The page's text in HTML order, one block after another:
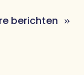
berichten